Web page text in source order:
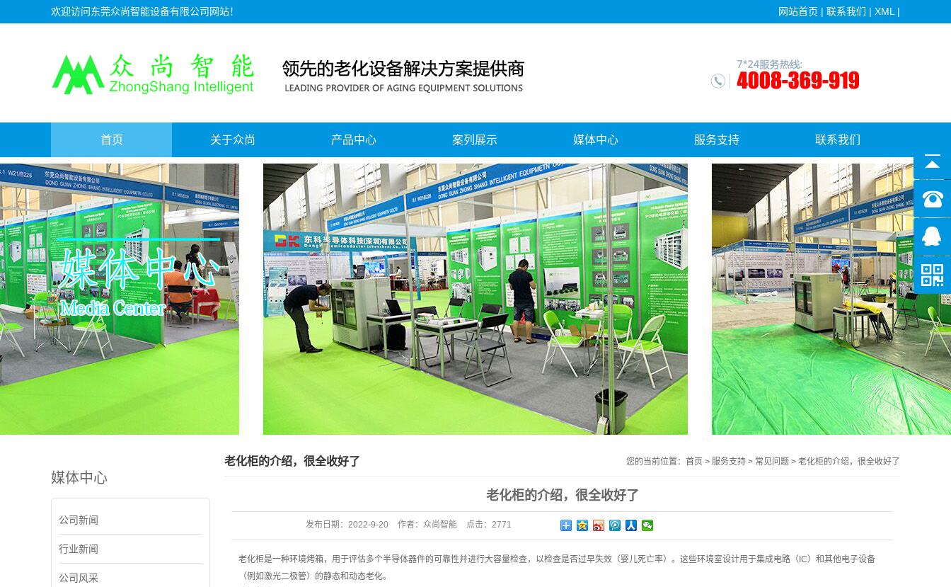
欢迎访问东莞众尚智能设备有限公司网站！ 网站首页 | 联系我们 | XML |
首页 关于众尚
资质证书
公司介绍
服务理念
人才招聘
产品中心
移动电源、电池组老化测试系列
蓝牙耳机、音响老化测试系列
无线充老化测试系列
电源老化测试系列
节能回馈式老化测试系列
灯具智能老化测试系列
非标定制老化测试系列
仪器仪表系列
负载模组、板卡产品系列
案列展示 媒体中心
公司新闻
行业新闻
公司风采
展会中心
服务支持
售后服务
软件更新下载中心
常见问答
联系我们
媒体中心
公司新闻
行业新闻
公司风采
老化柜的介绍，很全收好了 您的当前位置： 首页 > 服务支持 > 常见问题 > 老化柜的介绍，很全收好了
老化柜的介绍，很全收好了
发布日期： 2022-9-20 作者： 众尚智能 点击：2771
老化柜是一种环境烤箱，用于评估多个半导体器件的可靠性并进行大容量检查，以检查是否过早失效（婴儿死亡率）。这些环境室设计用于集成电路（IC）和其他电子设备
（例如激光二极管）的静态和动态老化。